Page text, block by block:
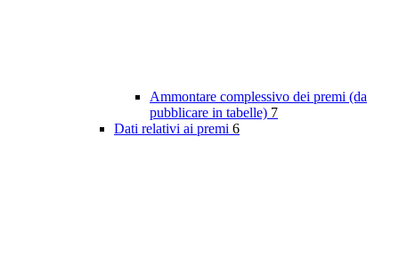
Ammontare complessivo dei premi (da
pubblicare in tabelle) 7
Dati relativi ai premi 6